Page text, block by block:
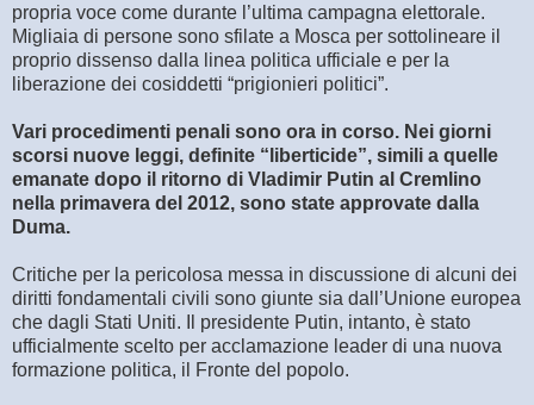
propria voce come durante l’ultima campagna elettorale.
Migliaia di persone sono sfilate a Mosca per sottolineare il
proprio dissenso dalla linea politica ufficiale e per la
liberazione dei cosiddetti “prigionieri politici”.
Vari procedimenti penali sono ora in corso. Nei giorni
scorsi nuove leggi, definite “liberticide”, simili a quelle
emanate dopo il ritorno di Vladimir Putin al Cremlino
nella primavera del 2012, sono state approvate dalla
Duma.
Critiche per la pericolosa messa in discussione di alcuni dei
diritti fondamentali civili sono giunte sia dall’Unione europea
che dagli Stati Uniti. Il presidente Putin, intanto, è stato
ufficialmente scelto per acclamazione leader di una nuova
formazione politica, il Fronte del popolo.